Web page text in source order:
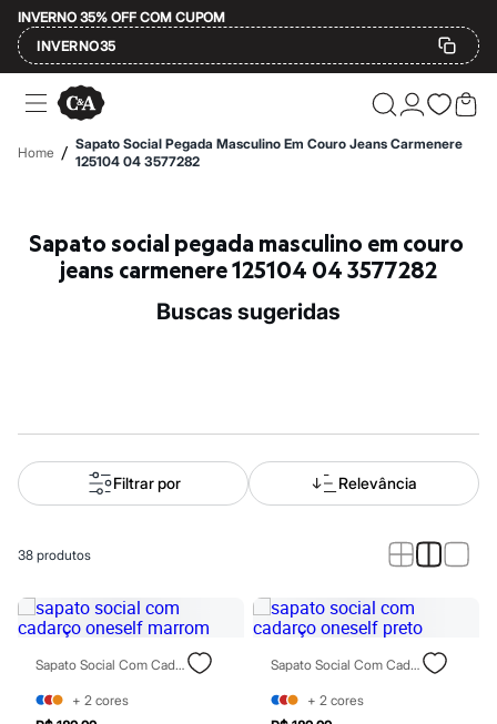
INVERNO 35% OFF COM CUPOM
INVERNO35
Ofertas
Compre por Departamento
Feminino
Masculino
Plus Size
Até 20% off
Até 40% off
A partir de 60% off
Roupas
Blusas e Camisetas
Básicos
Calças
Macacões
Shorts e Bermudas
Vestidos
Acessórios
Bolsas
Bonés e Chapéus
Bijoux
Home / Sapato Social Pegada Masculino Em Couro Jeans Carmenere
125104 04 3577282
Sapato social pegada masculino em couro
jeans carmenere 125104 04 3577282
buscas sugeridas
Filtrar por Relevância
38 produtos
Sapato Social Com Cadarço Oneself Marrom
+ 2 cores
Sapato Social Com Cadarço Oneself Preto
+ 2 cores